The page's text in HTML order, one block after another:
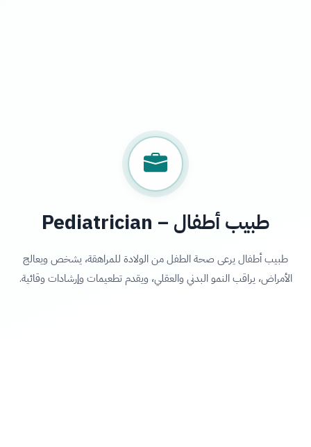
طبيب أطفال – Pediatrician
طبيب أطفال يرعى صحة الطفل من الولادة للمراهقة، يشخص ويعالج
الأمراض، يراقب النمو البدني والعقلي، ويقدم تطعيمات وإرشادات وقائية.